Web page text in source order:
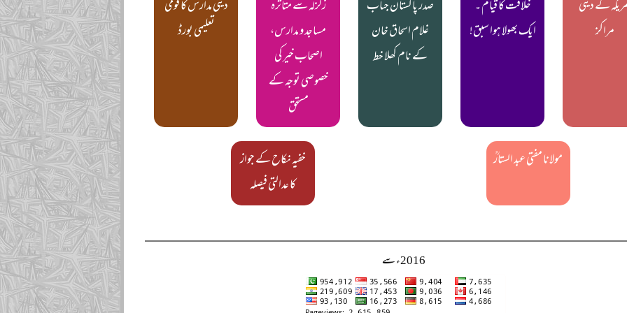
کے دینی
مراکز
خلافت کا قیام ۔
ایک بھولا ہوا سبق!
صدر پاکستان جناب
غلام اسحاق خان
کے نام کھلا خط
زلزلہ سے متاثرہ
مساجد و مدارس،
اصحاب خیر کی
خصوصی توجہ کے
مستحق
دینی مدارس کا قومی
تعلیمی بورڈ
مولانا مفتی عبد الستارؒ
خفیہ نکاح کے جواز
کا عدالتی فیصلہ
2016ء سے